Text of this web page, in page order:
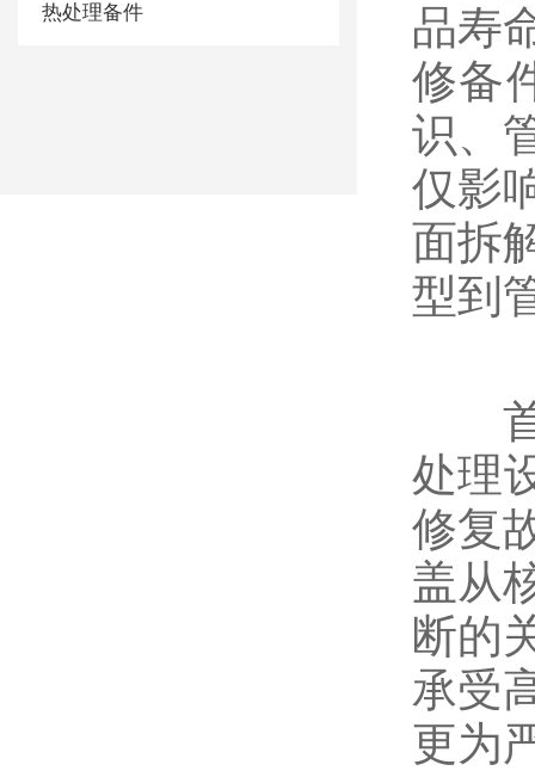
热处理备件
品寿
修备
识、
仅影
面拆
型到
首
处理
修复
盖从
断的
承受
更为